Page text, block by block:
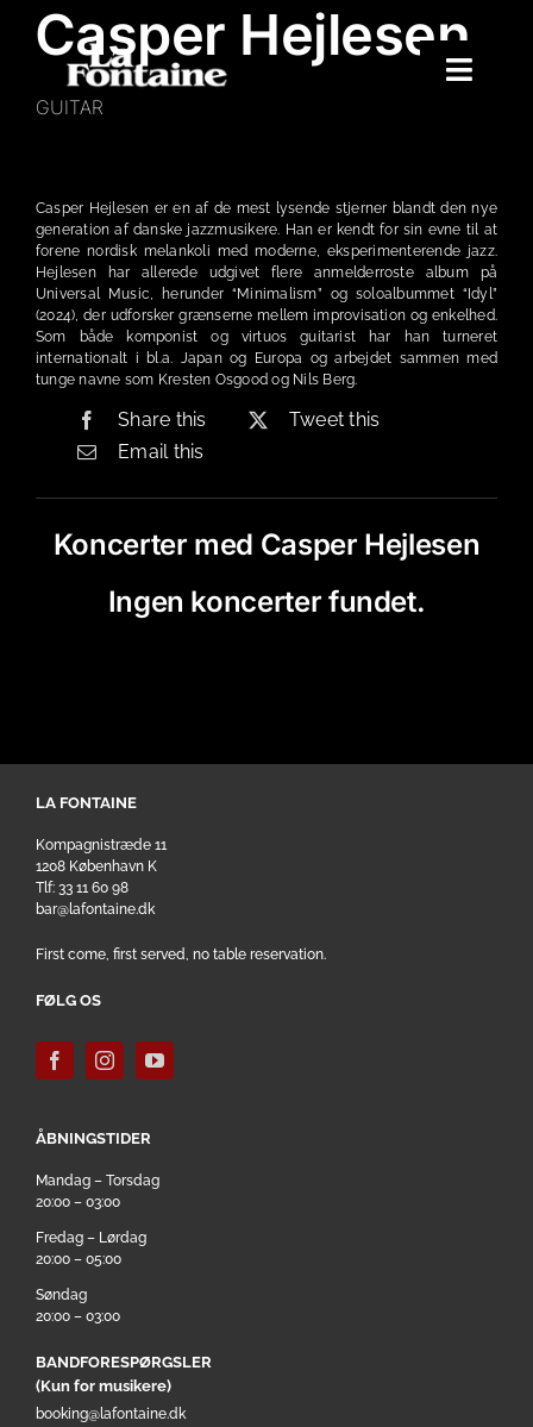
content
Toggle
Merchandise
Poetry Club
Om
Casper Hejlesen
GUITAR
Casper Hejlesen er en af de mest lysende stjerner blandt den nye
generation af danske jazzmusikere. Han er kendt for sin evne til at
forene nordisk melankoli med moderne, eksperimenterende jazz.
Hejlesen har allerede udgivet flere anmelderroste album på
Universal Music, herunder “Minimalism” og soloalbummet “Idyl”
(2024), der udforsker grænserne mellem improvisation og enkelhed.
Som både komponist og virtuos guitarist har han turneret
internationalt i bl.a. Japan og Europa og arbejdet sammen med
tunge navne som Kresten Osgood og Nils Berg.
Share this
Tweet this
Email this
Koncerter med Casper Hejlesen
Ingen koncerter fundet.
LA FONTAINE
Kompagnistræde 11
1208 København K
Tlf: 33 11 60 98
bar@lafontaine.dk
First come, first served, no table reservation.
FØLG OS
ÅBNINGSTIDER
Mandag – Torsdag
20:00 – 03:00
Fredag – Lørdag
20:00 – 05:00
Søndag
20:00 – 03:00
BANDFORESPØRGSLER
(Kun for musikere)
booking@lafontaine.dk